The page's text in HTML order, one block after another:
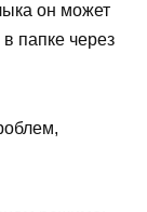
он может
папке через